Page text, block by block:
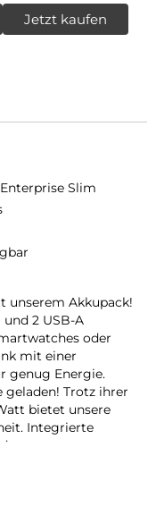
Jetzt kaufen
Slim
unserem Akkupack!
2 USB-A
oder
mit einer
genug Energie.
geladen! Trotz ihrer
bietet unsere
Integrierte